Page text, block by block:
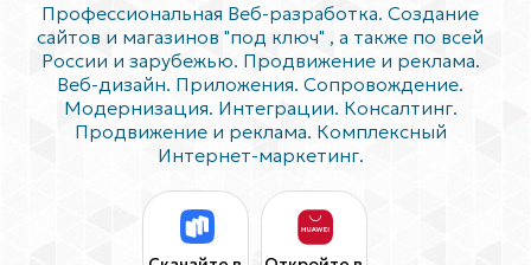
Профессиональная Веб-разработка. Создание
сайтов и магазинов "под ключ" , а также по всей
России и зарубежью. Продвижение и реклама.
Веб-дизайн. Приложения. Сопровождение.
Модернизация. Интеграции. Консалтинг.
Продвижение и реклама. Комплексный
Интернет-маркетинг.